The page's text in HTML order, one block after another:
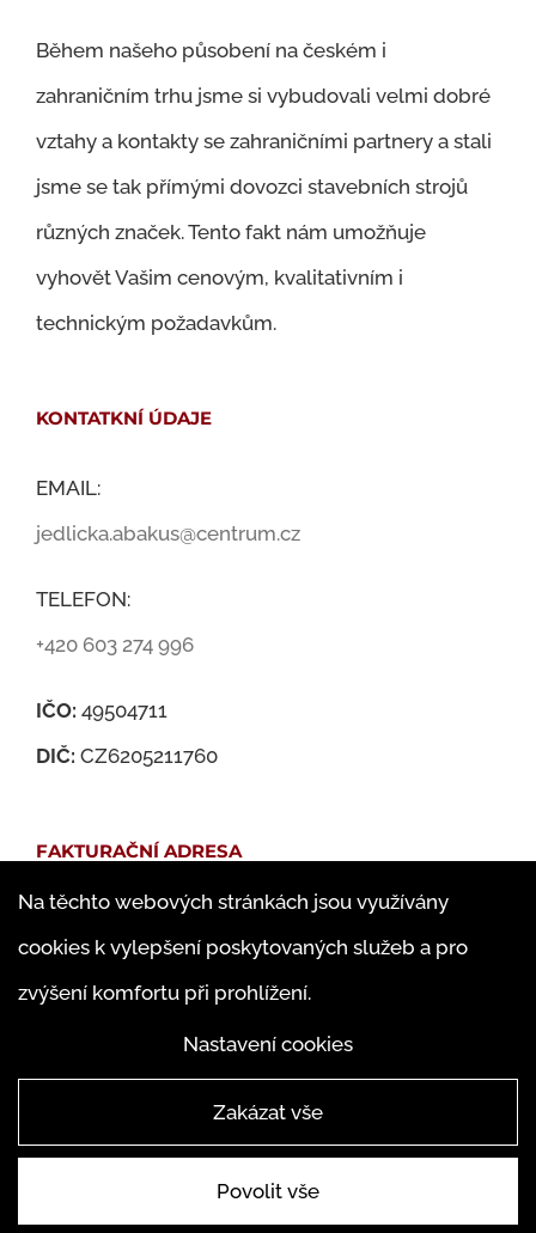
Během našeho působení na českém i
zahraničním trhu jsme si vybudovali velmi dobré
vztahy a kontakty se zahraničními partnery a stali
jsme se tak přímými dovozci stavebních strojů
různých značek. Tento fakt nám umožňuje
vyhovět Vašim cenovým, kvalitativním i
technickým požadavkům.
KONTATKNÍ ÚDAJE
EMAIL:
jedlicka.abakus@centrum.cz
TELEFON:
+420 603 274 996
IČO: 49504711
DIČ: CZ6205211760
FAKTURAČNÍ ADRESA
Famfulíkova 1143/13
182 00 Praha 8 – Kobylisy
Na těchto webových stránkách jsou využívány
cookies k vylepšení poskytovaných služeb a pro
zvýšení komfortu při prohlížení.
Nastavení cookies
Zakázat vše
Povolit vše